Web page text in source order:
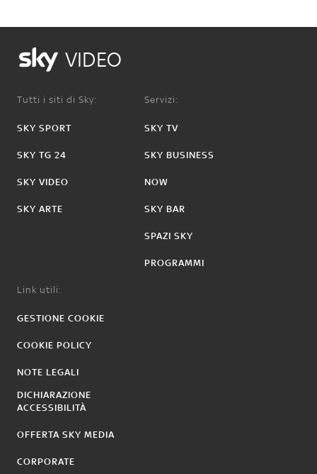
VIDEO
Tutti i siti di Sky:
SKY SPORT
SKY TG 24
SKY VIDEO
SKY ARTE
Servizi:
SKY TV
SKY BUSINESS
NOW
SKY BAR
SPAZI SKY
PROGRAMMI
Link utili:
GESTIONE COOKIE
COOKIE POLICY
NOTE LEGALI
DICHIARAZIONE
ACCESSIBILITÀ
OFFERTA SKY MEDIA
CORPORATE